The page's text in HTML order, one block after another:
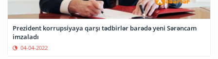
Prezident korrupsiyaya qarşı tədbirlər barədə yeni Sərəncam
imzaladı
04-04-2022